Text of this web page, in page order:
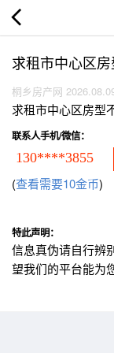
求租市中心区
桐乡房产网
求租市中心区房型
联系人手机/微信：
130****3855
(查看需要10金币)
特此声明：
信息真伪请自行辨
望我们的平台能为